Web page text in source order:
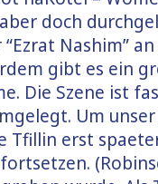
doch
Nashim”
gibt es ein
Die Szene ist
Um
Tfillin erst